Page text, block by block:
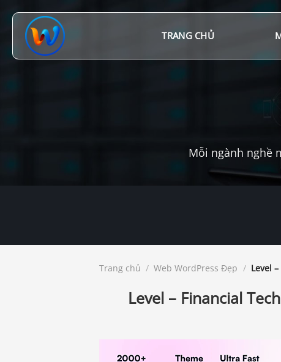
đến
TRANG CHỦ
Mỗi ngành nghề
Trang chủ / Web WordPress Đẹp / Level
Level – Financial